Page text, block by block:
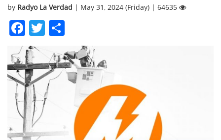
by Radyo La Verdad | May 31, 2024 (Friday) | 64635
Facebook
Twitter